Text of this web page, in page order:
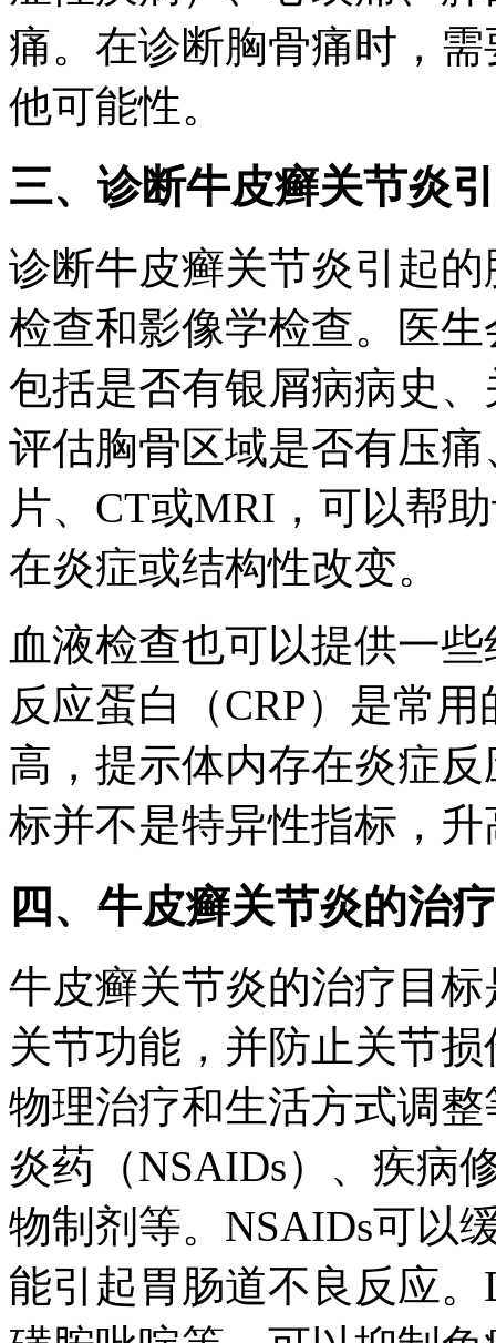
痛。在诊断胸骨痛时，
他可能性。
三、诊断牛皮癣关节炎
诊断牛皮癣关节炎引起
检查和影像学检查。医
包括是否有银屑病病史
评估胸骨区域是否有压
片、CT或MRI，可以帮
在炎症或结构性改变。
血液检查也可以提供一
反应蛋白（CRP）是常
高，提示体内存在炎症
标并不是特异性指标，
四、牛皮癣关节炎的治疗
牛皮癣关节炎的治疗目
关节功能，并防止关节
物理治疗和生活方式调
炎药（NSAIDs）、疾病
物制剂等。NSAIDs可以
能引起胃肠道不良反应